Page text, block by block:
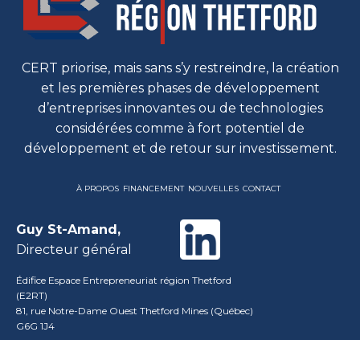
CERT priorise, mais sans s’y restreindre, la création
et les premières phases de développement
d’entreprises innovantes ou de technologies
considérées comme à fort potentiel de
développement et de retour sur investissement.
À PROPOS FINANCEMENT NOUVELLES CONTACT
Guy St-Amand,
Directeur général
Édifice Espace Entrepreneuriat région Thetford
(E2RT)
81, rue Notre-Dame Ouest Thetford Mines (Québec)
G6G 1J4